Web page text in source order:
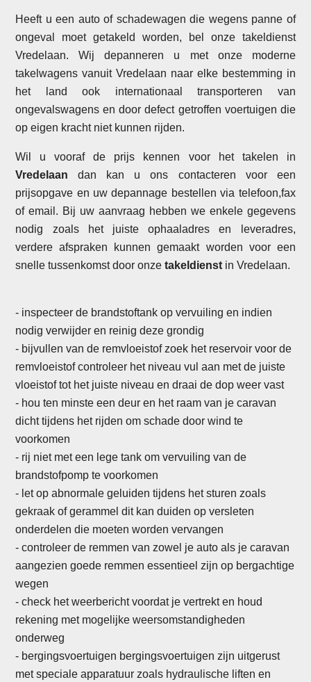
Heeft u een auto of schadewagen die wegens panne of
ongeval moet getakeld worden, bel onze takeldienst
Vredelaan. Wij depanneren u met onze moderne
takelwagens vanuit Vredelaan naar elke bestemming in
het land ook internationaal transporteren van
ongevalswagens en door defect getroffen voertuigen die
op eigen kracht niet kunnen rijden.
Wil u vooraf de prijs kennen voor het takelen in
Vredelaan dan kan u ons contacteren voor een
prijsopgave en uw depannage bestellen via telefoon,fax
of email. Bij uw aanvraag hebben we enkele gegevens
nodig zoals het juiste ophaaladres en leveradres,
verdere afspraken kunnen gemaakt worden voor een
snelle tussenkomst door onzetakeldienst in Vredelaan.
- inspecteer de brandstoftank op vervuiling en indien
nodig verwijder en reinig deze grondig
- bijvullen van de remvloeistof zoek het reservoir voor de
remvloeistof controleer het niveau vul aan met de juiste
vloeistof tot het juiste niveau en draai de dop weer vast
- hou ten minste een deur en het raam van je caravan
dicht tijdens het rijden om schade door wind te
voorkomen
- rij niet met een lege tank om vervuiling van de
brandstofpomp te voorkomen
- let op abnormale geluiden tijdens het sturen zoals
gekraak of gerammel dit kan duiden op versleten
onderdelen die moeten worden vervangen
- controleer de remmen van zowel je auto als je caravan
aangezien goede remmen essentieel zijn op bergachtige
wegen
- check het weerbericht voordat je vertrekt en houd
rekening met mogelijke weersomstandigheden
onderweg
- bergingsvoertuigen bergingsvoertuigen zijn uitgerust
met speciale apparatuur zoals hydraulische liften en